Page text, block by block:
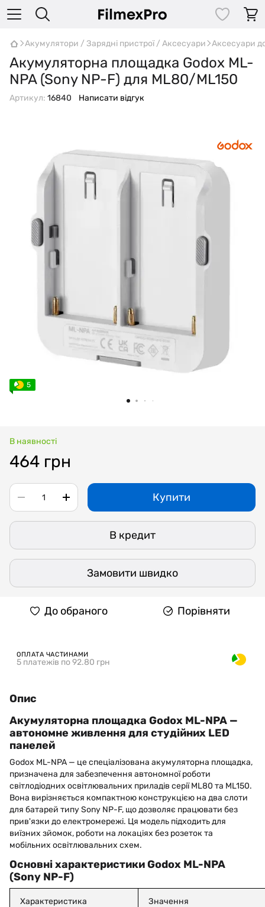
Акумулятори / Зарядні пристрої / Аксесуари Аксесуари
Акумуляторна площадка Godox ML-
NPA (Sony NP-F) для ML80/ML150
Артикул: 16840 Написати відгук
5
В наявності
464 грн
Купити
В кредит
Замовити швидко
До обраного Порівняти
ОПЛАТА ЧАСТИНАМИ
5 платежів по 92.80 грн
Опис
Акумуляторна площадка Godox ML-NPA —
автономне живлення для студійних LED
панелей
Godox ML-NPA — це спеціалізована акумуляторна площадка,
призначена для забезпечення автономної роботи
світлодіодних освітлювальних приладів серії ML80 та ML150.
Вона вирізняється компактною конструкцією на два слоти
для батарей типу Sony NP-F, що дозволяє працювати без
прив'язки до електромережі. Ця модель підходить для
виїзних зйомок, роботи на локаціях без розеток та
мобільних освітлювальних схем.
Основні характеристики Godox ML-NPA
(Sony NP-F)
Характеристика Значення